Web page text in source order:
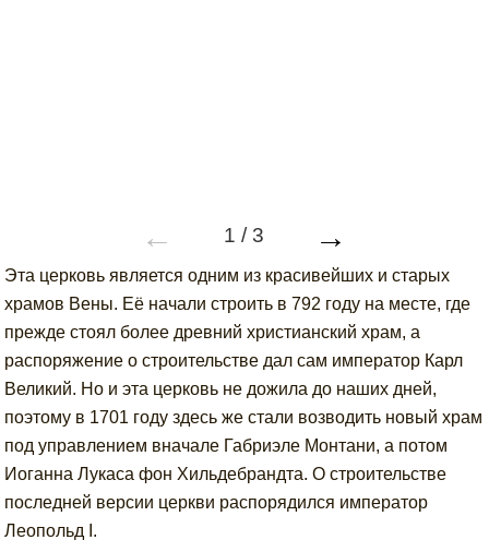
← 1 /3 →
Эта церковь является одним из красивейших и старых
храмов Вены. Её начали строить в 792 году на месте, где
прежде стоял более древний христианский храм, а
распоряжение о строительстве дал сам император Карл
Великий. Но и эта церковь не дожила до наших дней,
поэтому в 1701 году здесь же стали возводить новый храм
под управлением вначале Габриэле Монтани, а потом
Иоганна Лукаса фон Хильдебрандта. О строительстве
последней версии церкви распорядился император
Леопольд I.